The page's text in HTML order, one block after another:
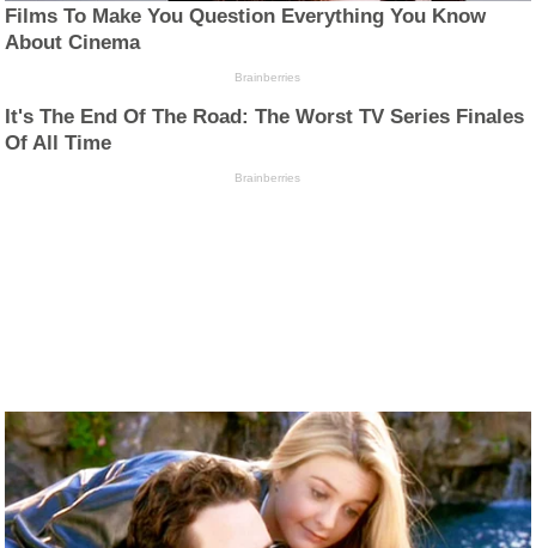
Films To Make You Question Everything You Know
About Cinema
Brainberries
It's The End Of The Road: The Worst TV Series Finales
Of All Time
Brainberries